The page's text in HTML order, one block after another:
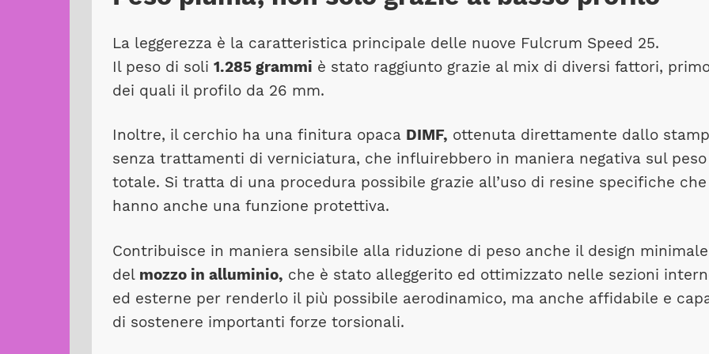
La leggerezza è la caratteristica principale delle nuove Fulcrum Speed 25.
Il peso di soli 1.285 grammi è stato raggiunto grazie al mix di diversi fattori,
dei quali il profilo da 26 mm.
Inoltre, il cerchio ha una finitura opaca DIMF, ottenuta direttamente dallo
senza trattamenti di verniciatura, che influirebbero in maniera negativa sul peso
totale. Si tratta di una procedura possibile grazie all’uso di resine specifiche che
hanno anche una funzione protettiva.
Contribuisce in maniera sensibile alla riduzione di peso anche il design minimale
del mozzo in alluminio, che è stato alleggerito ed ottimizzato nelle sezioni
ed esterne per renderlo il più possibile aerodinamico, ma anche affidabile e
di sostenere importanti forze torsionali.